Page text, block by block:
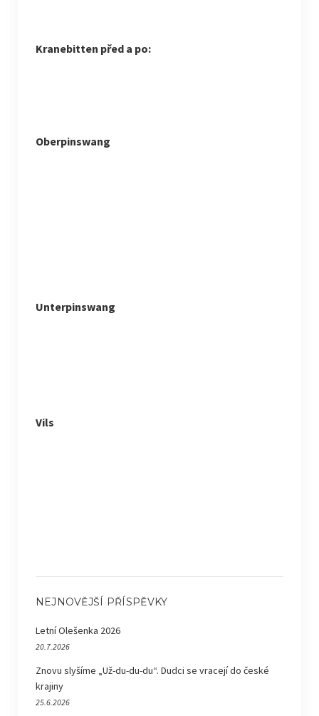
Kranebitten před a po:
Oberpinswang
Unterpinswang
Vils
NEJNOVĚJŠÍ PŘÍSPĚVKY
Letní Olešenka 2026
20.7.2026
Znovu slyšíme „Už-du-du-du“. Dudci se vracejí do české
krajiny
25.6.2026